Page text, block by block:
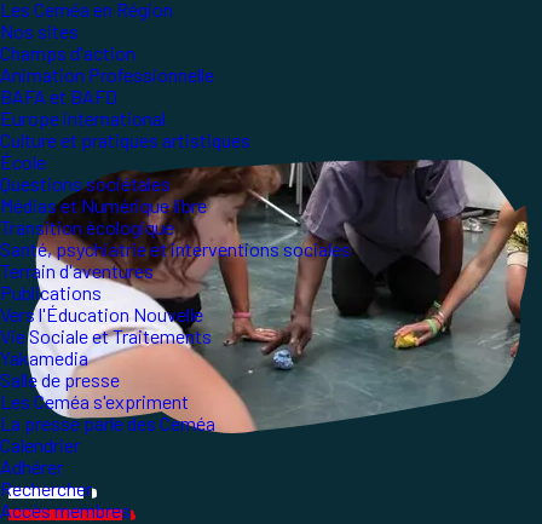
Les Ceméa en Région
Nos sites
Champs d'action
Animation Professionnelle
BAFA et BAFD
Europe international
Culture et pratiques artistiques
École
Questions sociétales
Médias et Numérique libre
Transition écologique
Santé, psychiatrie et interventions sociales
Terrain d'aventures
Publications
Vers l'Éducation Nouvelle
Vie Sociale et Traitements
Yakamedia
Salle de presse
Les Ceméa s'expriment
La presse parle des Ceméa
Calendrier
Adhérer
Rechercher
Accès membres